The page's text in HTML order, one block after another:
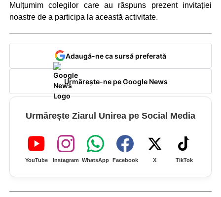
Mulțumim colegilor care au răspuns prezent invitației
noastre de a participa la această activitate.
Adaugă-ne ca sursă preferată
Urmărește-ne pe Google News
Urmărește Ziarul Unirea pe Social Media
YouTube Instagram WhatsApp Facebook X TikTok